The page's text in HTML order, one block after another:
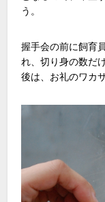
う。
握手会の前に飼育
れ、切り身の数だ
後は、お礼のワカ